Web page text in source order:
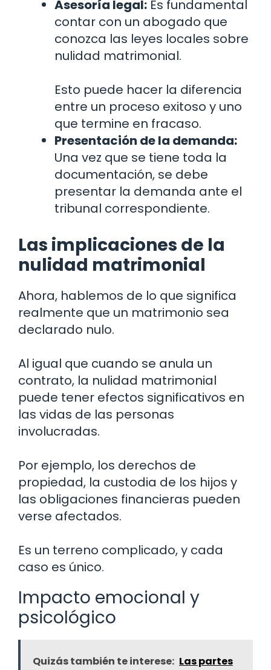
Asesoría legal: Es fundamental
contar con un abogado que
conozca las leyes locales sobre
nulidad matrimonial.
Esto puede hacer la diferencia
entre un proceso exitoso y uno
que termine en fracaso.
Presentación de la demanda:
Una vez que se tiene toda la
documentación, se debe
presentar la demanda ante el
tribunal correspondiente.
Las implicaciones de la
nulidad matrimonial
Ahora, hablemos de lo que significa
realmente que un matrimonio sea
declarado nulo.
Al igual que cuando se anula un
contrato, la nulidad matrimonial
puede tener efectos significativos en
las vidas de las personas
involucradas.
Por ejemplo, los derechos de
propiedad, la custodia de los hijos y
las obligaciones financieras pueden
verse afectados.
Es un terreno complicado, y cada
caso es único.
Impacto emocional y
psicológico
Quizás también te interese: Las partes